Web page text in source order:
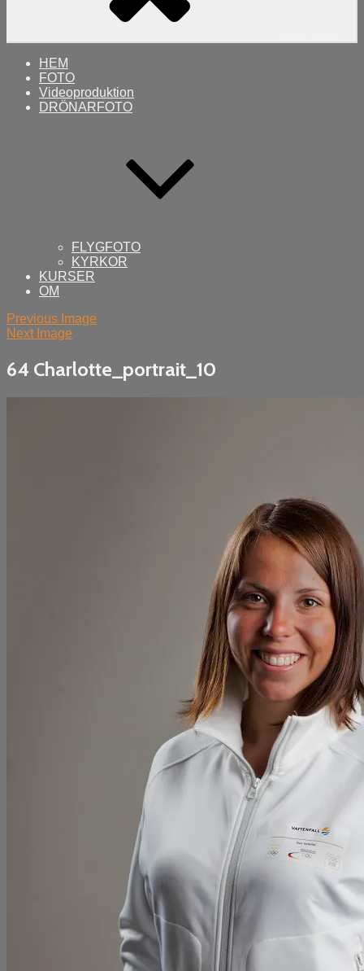
HEM
FOTO
Videoproduktion
DRÖNARFOTO
FLYGFOTO
KYRKOR
KURSER
OM
Previous Image
Next Image
64 Charlotte_portrait_10